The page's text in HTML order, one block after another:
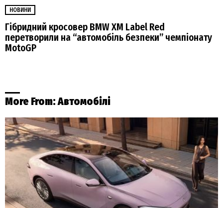
НОВИНИ
Гібридний кросовер BMW XM Label Red
перетворили на “автомобіль безпеки” чемпіонату
MotoGP
More From:Автомобілі